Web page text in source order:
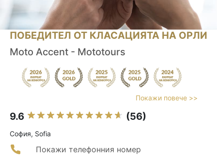
ПОБЕДИТЕЛ ОТ КЛАСАЦИЯТА НА ОРЛИ
Moto Accent - Mototours
Покажи повече >>
9.6 (56)
София, Sofia
Покажи телефонния номер